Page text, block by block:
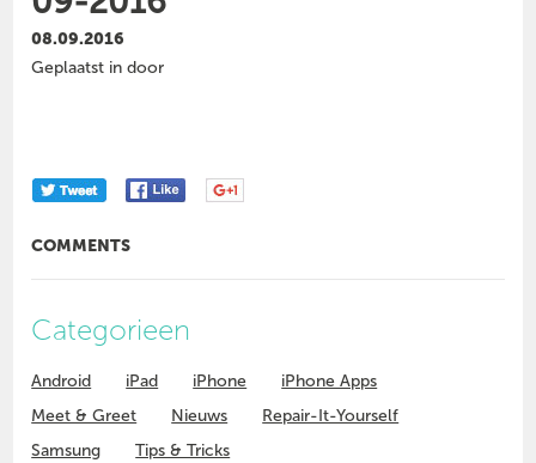
08.09.2016
Geplaatst in door
COMMENTS
Categorieen
Android iPad iPhone
iPhone Apps
Meet & Greet
Nieuws
Repair-It-Yourself
Samsung
Tips & Tricks